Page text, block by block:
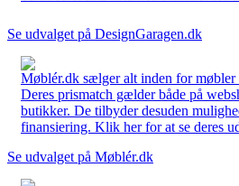
Se udvalget på DesignGaragen.dk
Møblér.dk sælger alt inden for
Deres prismatch gælder både på
butikker. De tilbyder desuden
finansiering. Klik her for at se deres
Se udvalget på Møblér.dk